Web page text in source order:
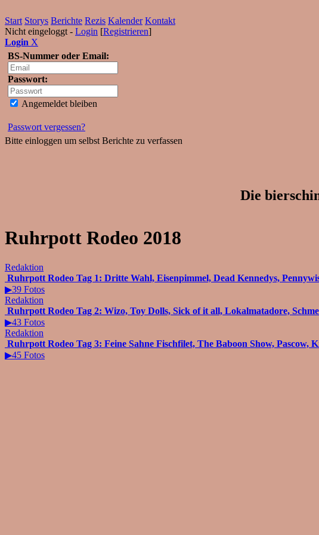
Start Storys Berichte Rezis Kalender Kontakt
Nicht eingeloggt - Login [Registrieren]
Login X
BS-Nummer oder Email:
Passwort:
Angemeldet bleiben
Passwort vergessen?
Bitte einloggen um selbst Berichte zu verfassen
Die
Ruhrpott Rodeo 2018
Redaktion
Ruhrpott Rodeo Tag 1: Dritte Wahl, Eisenpimmel, Dead Kennedys,
▶39 Fotos
Redaktion
Ruhrpott Rodeo Tag 2: Wizo, Toy Dolls, Sick of it all, Lokalmatadore,
▶43 Fotos
Redaktion
Ruhrpott Rodeo Tag 3: Feine Sahne Fischfilet, The Baboon Show,
▶45 Fotos